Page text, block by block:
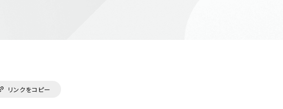
リンクをコピー